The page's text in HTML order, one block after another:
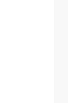
보
각
사
작